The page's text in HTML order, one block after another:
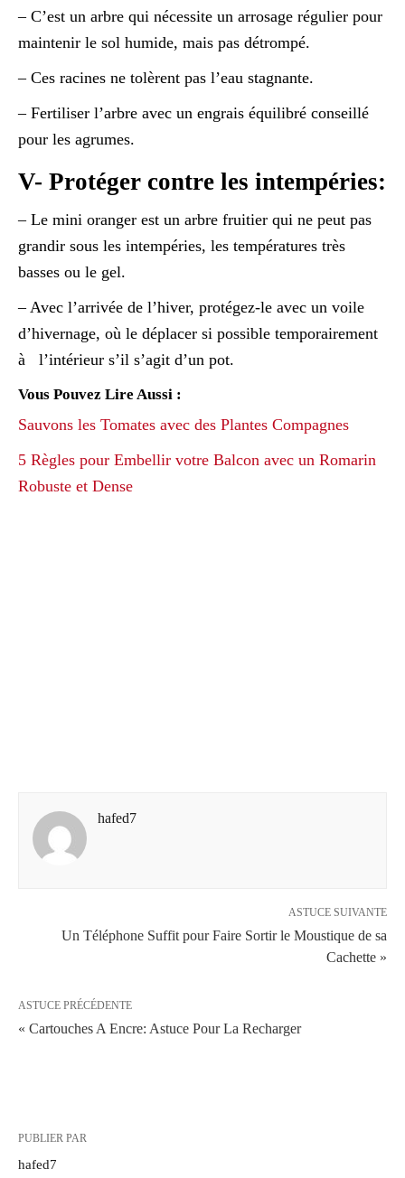
– C’est un arbre qui nécessite un arrosage régulier pour
maintenir le sol humide, mais pas détrompé.
– Ces racines ne tolèrent pas l’eau stagnante.
– Fertiliser l’arbre avec un engrais équilibré conseillé
pour les agrumes.
V- Protéger contre les intempéries:
– Le mini oranger est un arbre fruitier qui ne peut pas
grandir sous les intempéries, les températures très
basses ou le gel.
– Avec l’arrivée de l’hiver, protégez-le avec un voile
d’hivernage, où le déplacer si possible temporairement
à l’intérieur s’il s’agit d’un pot.
Vous Pouvez Lire Aussi :
Sauvons les Tomates avec des Plantes Compagnes
5 Règles pour Embellir votre Balcon avec un Romarin
Robuste et Dense
hafed7
ASTUCE SUIVANTE
Un Téléphone Suffit pour Faire Sortir le Moustique de sa
Cachette »
ASTUCE PRÉCÉDENTE
« Cartouches A Encre: Astuce Pour La Recharger
PUBLIER PAR
hafed7